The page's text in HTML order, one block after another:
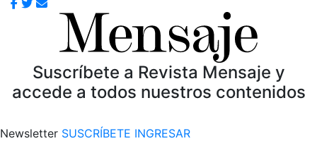
Suscríbete a Revista Mensaje y
accede a todos nuestros contenidos
Newsletter SUSCRÍBETE INGRESAR